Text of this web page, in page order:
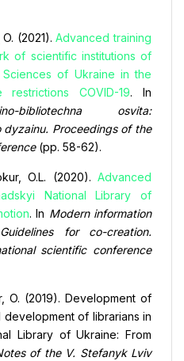
O. (2021).Advanced training
of scientific institutions of
of Ukraine in the
COVID-19. In
bibliotechna osvita:
Proceedings of the
(pp. 58-62).
O.L. (2020). Advanced
National Library of
. In Modern information
for co-creation.
scientific conference
O. (2019). Development of
of librarians in
Library of Ukraine: From
of the V. Stefanyk Lviv